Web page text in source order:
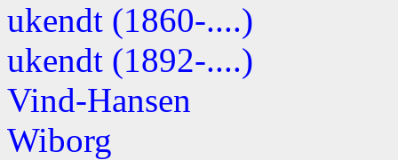
ukendt (1860-....)
ukendt (1892-....)
Vind-Hansen
Wiborg